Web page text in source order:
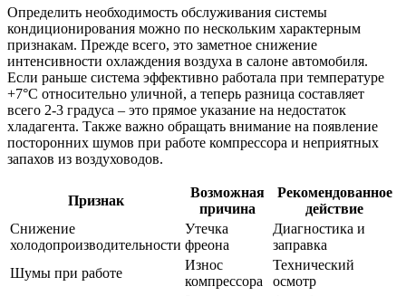
Определить необходимость обслуживания системы
кондиционирования можно по нескольким характерным
признакам. Прежде всего, это заметное снижение
интенсивности охлаждения воздуха в салоне автомобиля.
Если раньше система эффективно работала при температуре
+7°С относительно уличной, а теперь разница составляет
всего 2-3 градуса – это прямое указание на недостаток
хладагента. Также важно обращать внимание на появление
посторонних шумов при работе компрессора и неприятных
запахов из воздуховодов.
Признак
Возможная
причина
Рекомендованное
действие
Снижение
холодопроизводительности
Утечка
фреона
Диагностика и
заправка
Шумы при работе
Износ
компрессора
Технический
осмотр